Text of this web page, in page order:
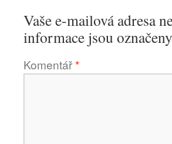
Vaše e-mailová adresa
informace jsou označeny
Komentář*